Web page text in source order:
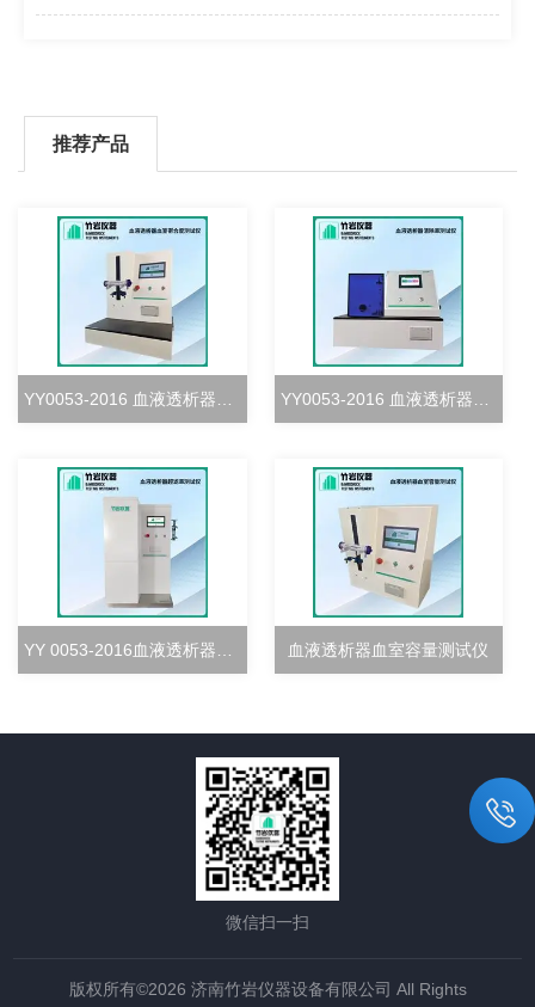
推荐产品
YY0053-2016 血液透析器血室密合度测试仪 YY0053-2016 血液透析器清除率测试仪
YY 0053-2016血液透析器超滤率测试仪 血液透析器血室容量测试仪
微信扫一扫
版权所有©2026 济南竹岩仪器设备有限公司 All Rights